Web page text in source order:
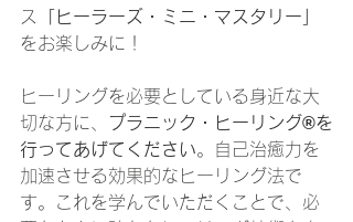
ス
「ヒーラーズ・ミニ・マスタリー」
をお楽しみに！
ヒーリングを必要としている身近な大
切な方に、
プラニック・ヒーリング®を
行ってあげてください。自己治癒力を
加速させる効果的なヒーリング法で
す。これを学んでいただくことで、必